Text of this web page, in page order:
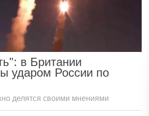
в Британии
ударом России по
делятся своими мнениями